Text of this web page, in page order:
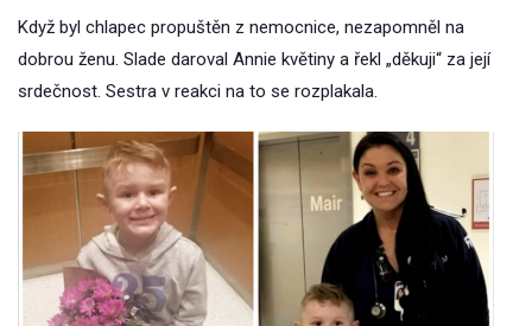
Když byl chlapec propuštěn z nemocnice, nezapomněl na
dobrou ženu. Slade daroval Annie květiny a řekl „děkuji“ za její
srdečnost. Sestra v reakci na to se rozplakala.